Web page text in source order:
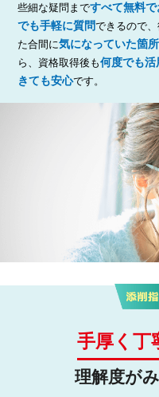
些細な疑問まですべて無料
でも手軽に質問できるので
た合間に気になっていた箇
ら、資格取得後も何度でも活
きても安心です。
手厚く丁
理解度が